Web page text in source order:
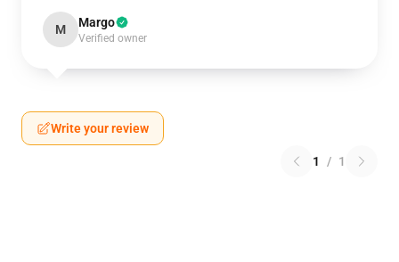
M Margo
Verified owner
Write your review
1 / 1